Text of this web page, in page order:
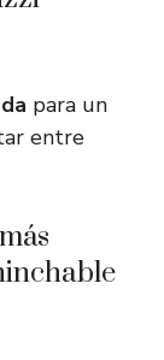
para un
entre